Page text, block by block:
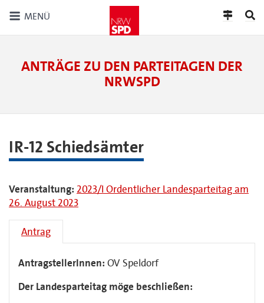
MENÜ
ANTRÄGE ZU DEN PARTEITAGEN DER
NRWSPD
IR-12 Schiedsämter
Veranstaltung: 2023/I Ordentlicher Landesparteitag am
26. August 2023
Antrag
AntragstellerInnen: OV Speldorf
Der Landesparteitag möge beschließen: